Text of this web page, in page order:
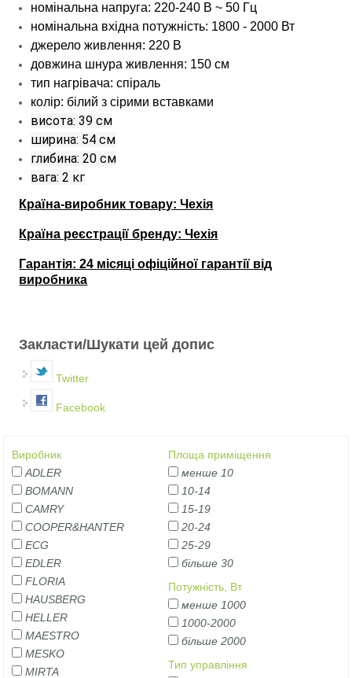
номінальна напруга: 220-240 В ~ 50 Гц
номінальна вхідна потужність: 1800 - 2000 Вт
джерело живлення: 220 В
довжина шнура живлення: 150 см
тип нагрівача: спіраль
колір: білий з сірими вставками
висота: 39 см
ширина: 54 см
глибина: 20 см
вага: 2 кг
Країна-виробник товару: Чехія
Країна реєстрації бренду: Чехія
Гарантія: 24 місяці офіційної гарантії від
виробника
Закласти/Шукати цей допис
Twitter
Facebook
Виробник
ADLER
BOMANN
CAMRY
COOPER&HANTER
ECG
EDLER
FLORIA
HAUSBERG
HELLER
MAESTRO
MESKO
MIRTA
Площа приміщення
менше 10
10-14
15-19
20-24
25-29
більше 30
Потужність, Вт
менше 1000
1000-2000
більше 2000
Тип управління